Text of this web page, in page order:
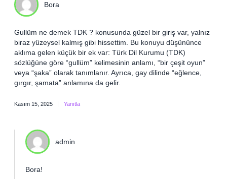
Bora
Gullüm ne demek TDK ? konusunda güzel bir giriş var, yalnız
biraz yüzeysel kalmış gibi hissettim. Bu konuyu düşününce
aklıma gelen küçük bir ek var: Türk Dil Kurumu (TDK)
sözlüğüne göre “gullüm” kelimesinin anlamı, “bir çeşit oyun”
veya “şaka” olarak tanımlanır. Ayrıca, gay dilinde “eğlence,
gırgır, şamata” anlamına da gelir.
Kasım 15, 2025 Yanıtla
admin
Bora!